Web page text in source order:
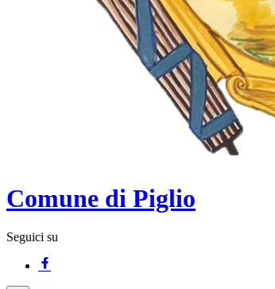
Comune di Piglio
Seguici su